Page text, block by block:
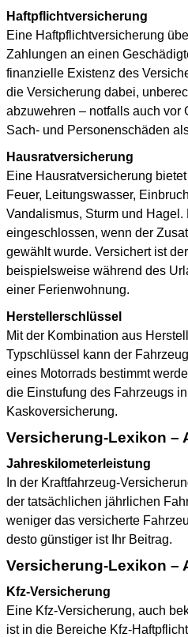
Haftpflichtversicherung
Eine Haftpflichtversicherung
Zahlungen an einen
finanzielle Existenz des
die Versicherung dabei,
abzuwehren – notfalls auch vor
Sach- und Personenschäden
Hausratversicherung
Eine Hausratversicherung
Feuer, Leitungswasser,
Vandalismus, Sturm und
eingeschlossen, wenn der
gewählt wurde. Versichert ist
beispielsweise während des
einer Ferienwohnung.
Herstellerschlüssel
Mit der Kombination aus
Typschlüssel kann der
eines Motorrads bestimmt
die Einstufung des Fahrzeugs
Kaskoversicherung.
Versicherung-Lexikon –
Jahreskilometerleistung
In der Kraftfahrzeug-
der tatsächlichen jährlichen
weniger das versicherte
desto günstiger ist Ihr Beitrag.
Versicherung-Lexikon –
Kfz-Versicherung
Eine Kfz-Versicherung, auch
ist in die Bereiche Kfz-